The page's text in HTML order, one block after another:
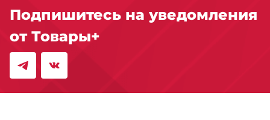
Подпишитесь на уведомления
от Товары+